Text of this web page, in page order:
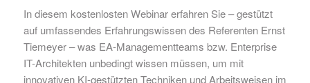
In diesem kostenlosten Webinar erfahren Sie – gestützt
auf umfassendes Erfahrungswissen des Referenten Ernst
Tiemeyer – was EA-Managementteams bzw. Enterprise
IT-Architekten unbedingt wissen müssen, um mit
innovativen KI-gestützten Techniken und Arbeitsweisen im